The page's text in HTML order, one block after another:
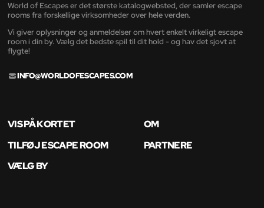
World of Escapes er det største katalogwebsted, der samler escape
rooms fra forskellige virksomheder over hele verden.
Vi giver oplysninger og anmeldelser om hvert enkelt virkeligt escape
room i din by. Vælg det bedste spil til dit hold - og hav det sjovt at
flygte!
INFO@WORLDOFESCAPES.COM
VIS PÅ KORTET
OM
TILFØJ ESCAPE ROOM
PARTNERE
VÆLG BY